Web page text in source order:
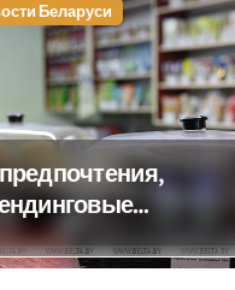
Беларуси
Минобразования об
в школьном